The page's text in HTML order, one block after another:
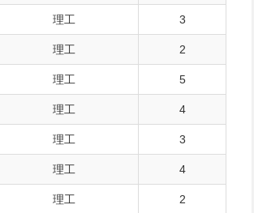
理工 3
理工 2
理工 5
理工 4
理工 3
理工 4
理工 2